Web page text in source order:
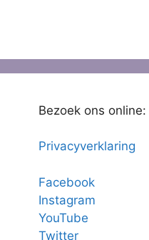
Bezoek ons online:
Privacyverklaring
Facebook
Instagram
YouTube
Twitter